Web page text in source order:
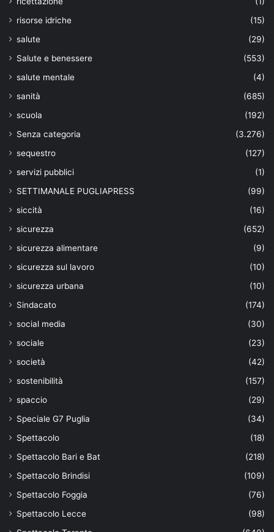
risorse idriche
(15)
salute
(29)
Salute e benessere
(553)
salute mentale
(4)
sanità
(685)
scuola
(192)
Senza categoria
(3.276)
sequestro
(127)
servizi pubblici
(1)
SETTIMANALE PUGLIAPRESS
(99)
siccità
(16)
sicurezza
(652)
sicurezza alimentare
(9)
sicurezza sul lavoro
(10)
sicurezza urbana
(10)
Sindacato
(174)
social media
(30)
sociale
(23)
società
(42)
sostenibilità
(157)
spaccio
(29)
Speciale G7 Puglia
(34)
Spettacolo
(18)
Spettacolo Bari e Bat
(218)
Spettacolo Brindisi
(109)
Spettacolo Foggia
(76)
Spettacolo Lecce
(98)